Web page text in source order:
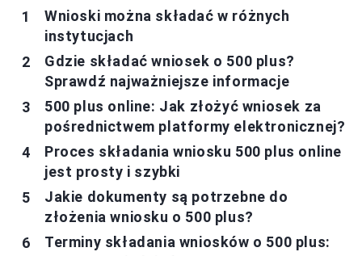
Wnioski można składać w różnych
instytucjach
Gdzie składać wniosek o 500 plus?
Sprawdź najważniejsze informacje
500 plus online: Jak złożyć wniosek za
pośrednictwem platformy elektronicznej?
Proces składania wniosku 500 plus online
jest prosty i szybki
Jakie dokumenty są potrzebne do
złożenia wniosku o 500 plus?
Terminy składania wniosków o 500 plus: